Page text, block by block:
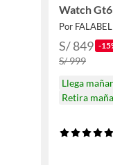
Watch
Por
S/ 849 -
S/ 999
Llega
Retira